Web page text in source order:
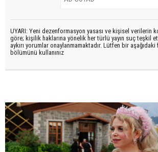
UYARI: Yeni dezenformasyon yasası ve kişisel verilerin
göre; kişilik haklarına yönelik her türlü yayın suç teşkil
aykırı yorumlar onaylanmamaktadır. Lütfen bir
bölümünü kullanınız